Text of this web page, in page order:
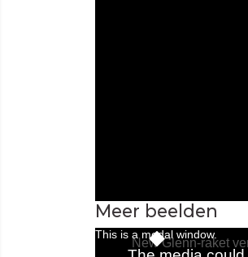
Meer beelden